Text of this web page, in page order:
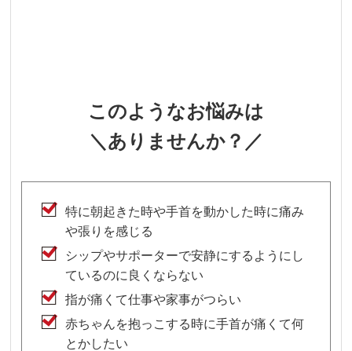
このようなお悩みは
＼ありませんか？／
特に朝起きた時や手首を動かした時に痛み
や張りを感じる
シップやサポーターで安静にするようにし
ているのに良くならない
指が痛くて仕事や家事がつらい
赤ちゃんを抱っこする時に手首が痛くて何
とかしたい